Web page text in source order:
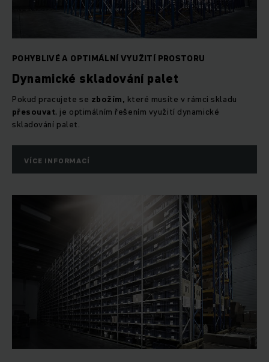
POHYBLIVÉ A OPTIMÁLNÍ VYUŽITÍ PROSTORU
Dynamické skladování palet
Pokud pracujete se zbožím, které musíte v rámci skladu
přesouvat, je optimálním řešením využití dynamické
skladování palet.
VÍCE INFORMACÍ